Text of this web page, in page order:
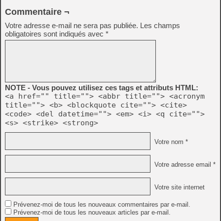
Commentaire ¬
Votre adresse e-mail ne sera pas publiée. Les champs
obligatoires sont indiqués avec *
NOTE - Vous pouvez utilisez ces tags et attributs HTML:
<a href="" title=""> <abbr title=""> <acronym
title=""> <b> <blockquote cite=""> <cite>
<code> <del datetime=""> <em> <i> <q cite="">
<s> <strike> <strong>
Votre nom *
Votre adresse email *
Votre site internet
Prévenez-moi de tous les nouveaux commentaires par e-mail.
Prévenez-moi de tous les nouveaux articles par e-mail.